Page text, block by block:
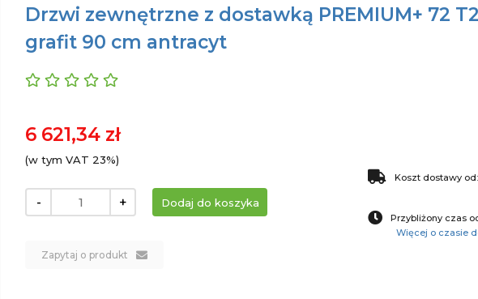
Drzwi zewnętrzne z dostawką PREMIUM+ 72
grafit 90 cm antracyt
6 621,34 zł
(w tym VAT 23%)
- +
Zapytaj o produkt
Koszt dostawy
Przybliżony czas
Więcej o czasie